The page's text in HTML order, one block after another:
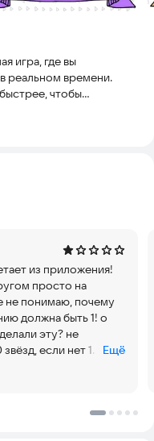
игра, где вы
реальном времени.
чтобы
подойдет как
тем, кто умеет делать
полюбите
процесс
и
или набросков
задания
все
из приложения!
просто на
не понимаю, почему
должна быть 1! о
эту? не
если нет 1
Ещё